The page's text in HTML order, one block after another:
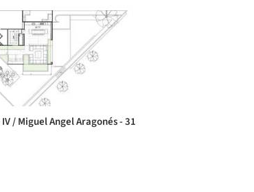
/ Miguel Angel Aragonés - 31